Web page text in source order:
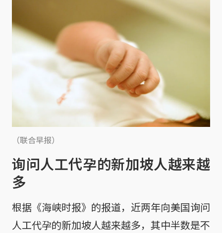
（联合早报）
询问人工代孕的新加坡人越来越
多
根据《海峡时报》的报道，近两年向美国询问
人工代孕的新加坡人越来越多，其中半数是不